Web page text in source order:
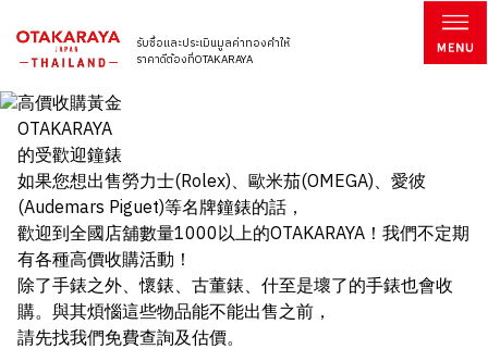
รับซื้อและประเมินมูลค่าทองคำให้
ราคาดีต้องที่OTAKARAYA
OTAKARAYA
的受歡迎鐘錶
如果您想出售勞力士(Rolex)、歐米茄(OMEGA)、愛彼
(Audemars Piguet)等名牌鐘錶的話，
歡迎到全國店舖數量1000以上的OTAKARAYA！我們不定期
有各種高價收購活動！
除了手錶之外、懷錶、古董錶、什至是壞了的手錶也會收
購。與其煩惱這些物品能不能出售之前，
請先找我們免費查詢及估價。